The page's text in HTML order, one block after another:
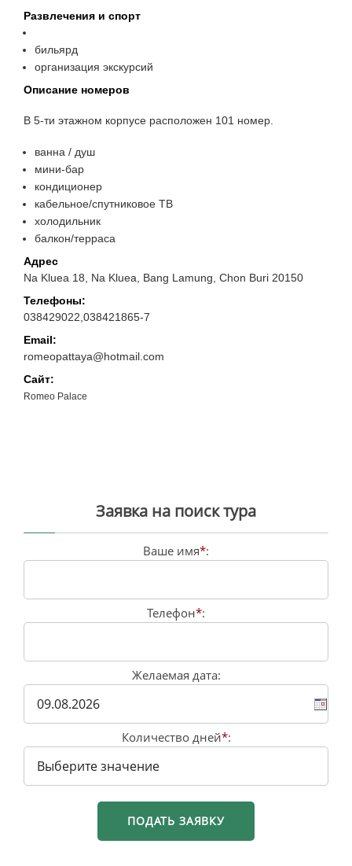
Развлечения и спорт
бильярд
организация экскурсий
Описание номеров
В 5-ти этажном корпусе расположен 101 номер.
ванна / душ
мини-бар
кондиционер
кабельное/спутниковое ТВ
холодильник
балкон/терраса
Адрес
Na Kluea 18, Na Kluea, Bang Lamung, Chon Buri 20150
Телефоны:
038429022,038421865-7
Email:
romeopattaya@hotmail.com
Сайт:
Romeo Palace
Заявка на поиск тура
Ваше имя*:
Телефон*:
Желаемая дата:
Количество дней*: